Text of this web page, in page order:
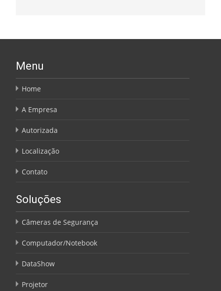
Menu
Home
A Empresa
Autorizada
Localização
Contato
Soluções
Câmeras de Segurança
Computador/Notebook
DataShow
Projetor